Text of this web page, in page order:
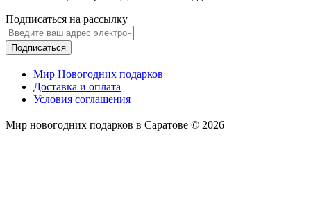
Подписаться на рассылку
Подписаться
Мир Новогодних подарков
Доставка и оплата
Условия соглашения
Мир новогодних подарков в Саратове © 2026